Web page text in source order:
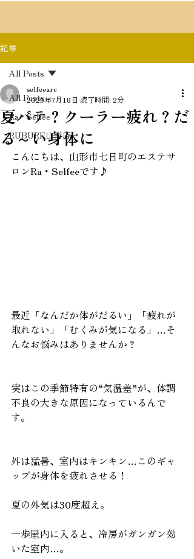
記事
All Posts
Ra・Selfee
RUBURE山形店
All Posts
夏バテ？クーラー疲れ？だ
る～い身体に
selfeearc
2025年7月18日 読了時間: 2分
こんにちは、山形市七日町のエステサ
ロンRa・Selfeeです♪
最近「なんだか体がだるい」「疲れが
取れない」「むくみが気になる」…そ
んなお悩みはありませんか？
実はこの季節特有の“気温差”が、体調
不良の大きな原因になっているんで
す。
外は猛暑、室内はキンキン…このギャ
ップが身体を疲れさせる！
夏の外気は30度超え。
一歩屋内に入ると、冷房がガンガン効
いた室内…。